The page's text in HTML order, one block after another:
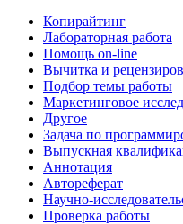
Копирайтинг
Лабораторная работа
Помощь on-line
Вычитка и
Подбор темы работы
Маркетинговое
Другое
Задача по
Выпускная
Аннотация
Автореферат
Научно-
Проверка работы